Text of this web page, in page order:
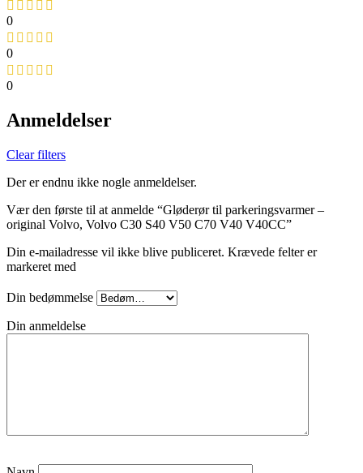
0
0
0
Anmeldelser
Clear filters
Der er endnu ikke nogle anmeldelser.
Vær den første til at anmelde “Gløderør til parkeringsvarmer –
original Volvo, Volvo C30 S40 V50 C70 V40 V40CC”
Din e-mailadresse vil ikke blive publiceret. Krævede felter er
markeret med
Din bedømmelse
Din anmeldelse